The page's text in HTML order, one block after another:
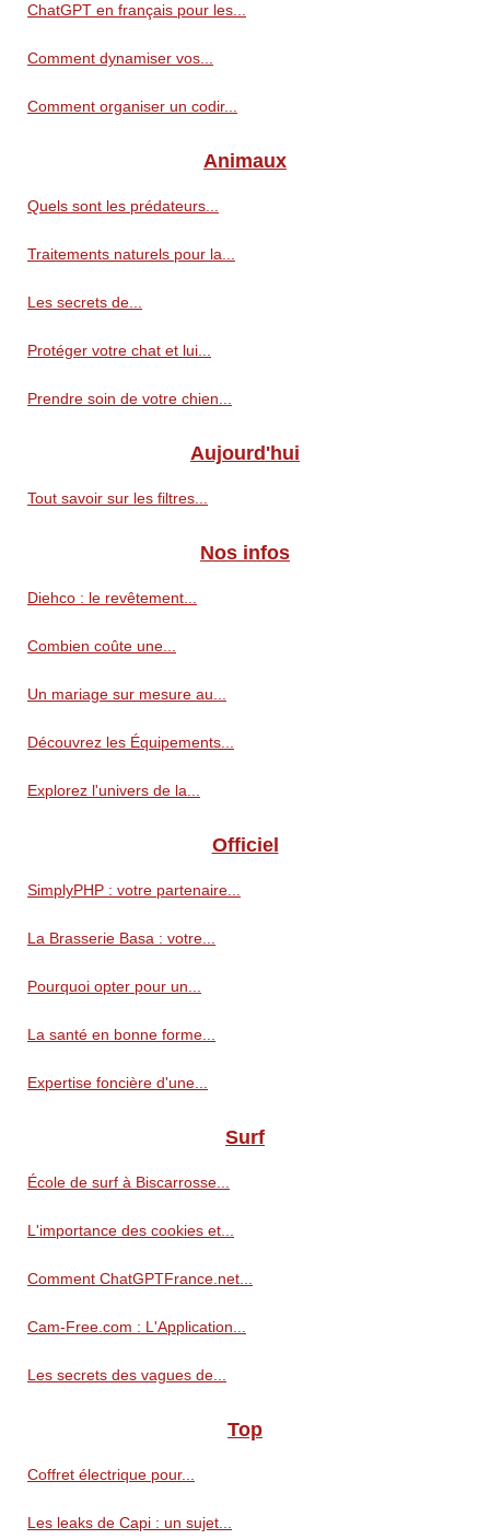
ChatGPT en français pour les...
Comment dynamiser vos...
Comment organiser un codir...
Animaux
Quels sont les prédateurs...
Traitements naturels pour la...
Les secrets de...
Protéger votre chat et lui...
Prendre soin de votre chien...
Aujourd'hui
Tout savoir sur les filtres...
Nos infos
Diehco : le revêtement...
Combien coûte une...
Un mariage sur mesure au...
Découvrez les Équipements...
Explorez l'univers de la...
Officiel
SimplyPHP : votre partenaire...
La Brasserie Basa : votre...
Pourquoi opter pour un...
La santé en bonne forme...
Expertise foncière d'une...
Surf
École de surf à Biscarrosse...
L'importance des cookies et...
Comment ChatGPTFrance.net...
Cam-Free.com : L'Application...
Les secrets des vagues de...
Top
Coffret électrique pour...
Les leaks de Capi : un sujet...